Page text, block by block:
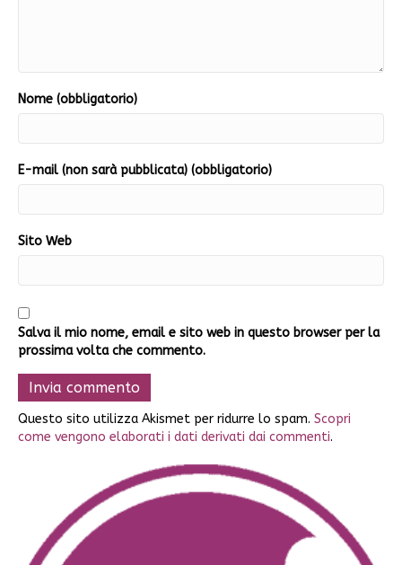
Nome (obbligatorio)
E-mail (non sarà pubblicata) (obbligatorio)
Sito Web
Salva il mio nome, email e sito web in questo browser per la
prossima volta che commento.
Questo sito utilizza Akismet per ridurre lo spam. Scopri
come vengono elaborati i dati derivati dai commenti.